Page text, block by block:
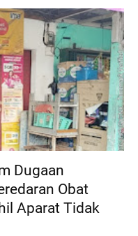
Dugaan
Obat
Aparat Tidak